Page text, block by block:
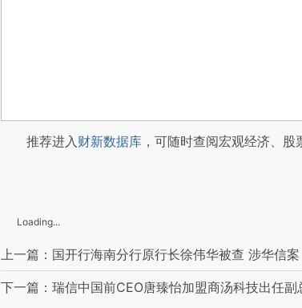
推荐进入财新数据库 ，可随时查阅宏观经济、股
Loading...
上一篇：国开行海南分行原行长徐伟华被查 涉华信案
下一篇：瑞信中国前CEO唐臻怡加盟商汤科技出任副